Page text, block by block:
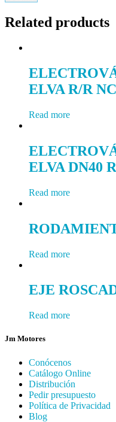
Related products
ELVA R/R
Read more
ELVA DN40
Read more
Read more
EJE
Read more
Jm Motores
Conócenos
Catálogo Online
Distribución
Pedir presupuesto
Política de Privacidad
Blog